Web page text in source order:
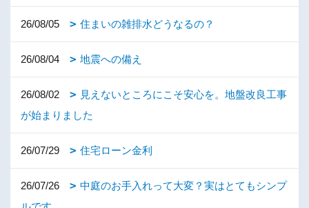
26/08/05 住まいの雑排水どうなるの？
26/08/04 地震への備え
26/08/02
見えないところにこそ安心を。地盤改良工事
が始まりました
26/07/29 住宅ローン金利
26/07/26
中庭のお手入れって大変？実はとてもシンプ